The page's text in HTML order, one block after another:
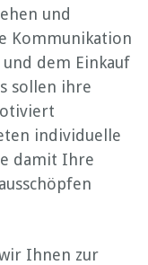
und
Kommunikation
dem Einkauf
sollen ihre
individuelle
damit Ihre
Ihnen zur